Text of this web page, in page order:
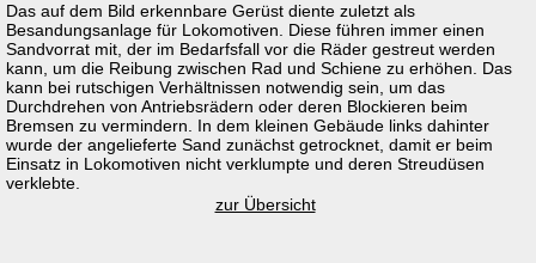
Das auf dem Bild erkennbare Gerüst diente zuletzt als
Besandungsanlage für Lokomotiven. Diese führen immer einen
Sandvorrat mit, der im Bedarfsfall vor die Räder gestreut werden
kann, um die Reibung zwischen Rad und Schiene zu erhöhen. Das
kann bei rutschigen Verhältnissen notwendig sein, um das
Durchdrehen von Antriebsrädern oder deren Blockieren beim
Bremsen zu vermindern. In dem kleinen Gebäude links dahinter
wurde der angelieferte Sand zunächst getrocknet, damit er beim
Einsatz in Lokomotiven nicht verklumpte und deren Streudüsen
verklebte.
zur Übersicht